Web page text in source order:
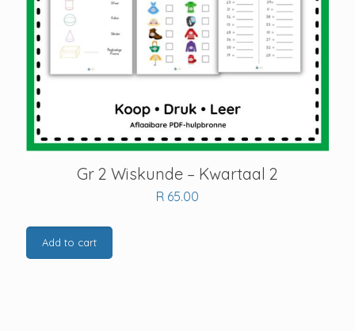
Gr 2 Wiskunde – Kwartaal 2
R 65.00
Add to cart